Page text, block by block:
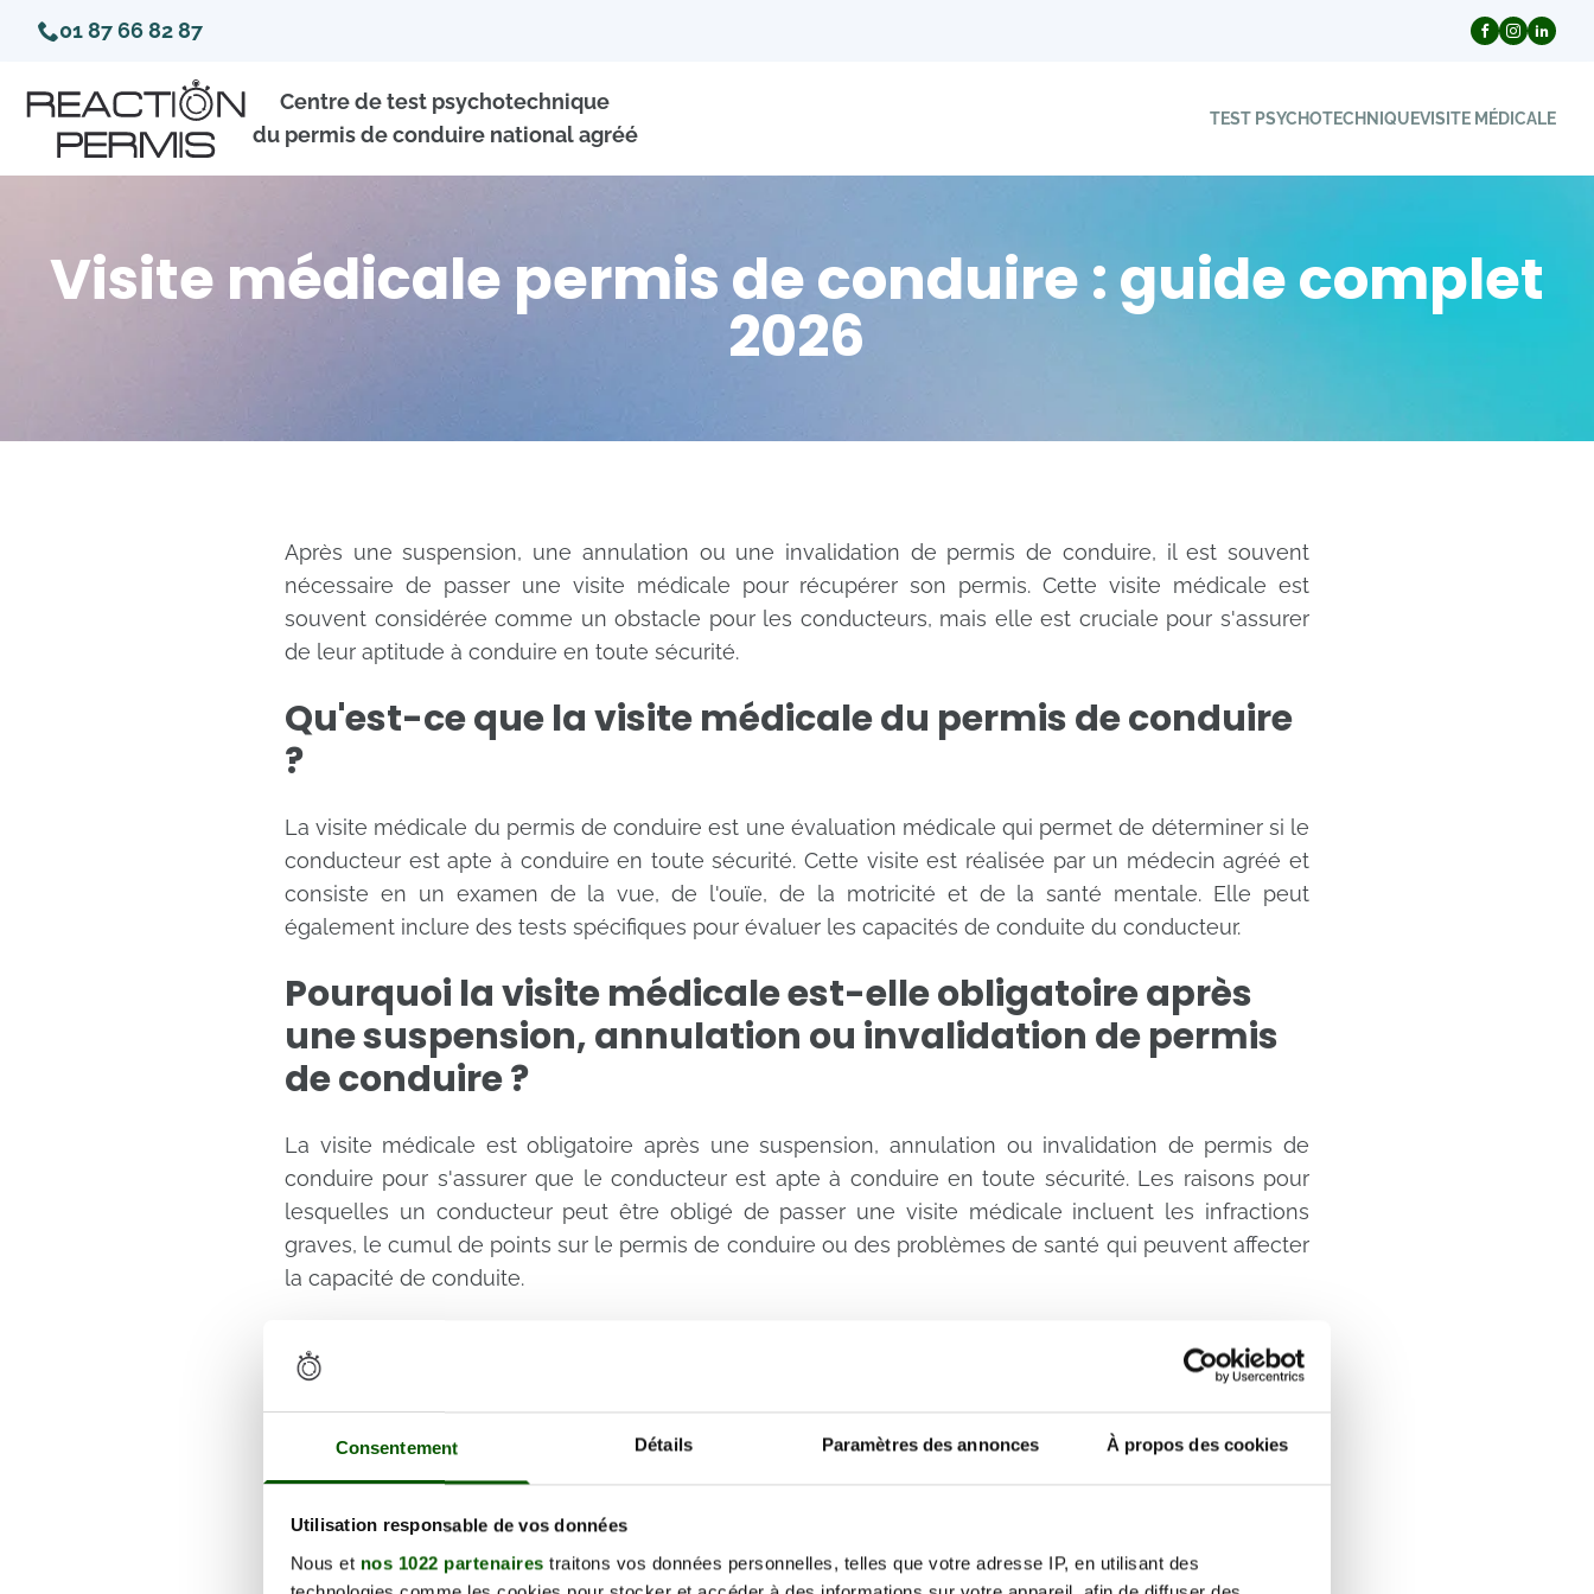
Consentement Détails Paramètres des annonces À propos des cookies
Utilisation responsable de vos données
Nous et nos 1022 partenaires traitons vos données personnelles, telles que votre adresse IP, en utilisant des
01 87 66 82 87
Centre de test psychotechnique
du permis de conduire national agréé
TEST PSYCHOTECHNIQUEVISITE MÉDICALE
Visite médicale permis de conduire : guide complet
2026
Après une suspension, une annulation ou une invalidation de permis de conduire, il est souvent
nécessaire de passer une visite médicale pour récupérer son permis. Cette visite médicale est
souvent considérée comme un obstacle pour les conducteurs, mais elle est cruciale pour s'assurer
de leur aptitude à conduire en toute sécurité.
Qu'est-ce que la visite médicale du permis de conduire
?
La visite médicale du permis de conduire est une évaluation médicale qui permet de déterminer si le
conducteur est apte à conduire en toute sécurité. Cette visite est réalisée par un médecin agréé et
consiste en un examen de la vue, de l'ouïe, de la motricité et de la santé mentale. Elle peut
également inclure des tests spécifiques pour évaluer les capacités de conduite du conducteur.
Pourquoi la visite médicale est-elle obligatoire après
une suspension, annulation ou invalidation de permis
de conduire ?
La visite médicale est obligatoire après une suspension, annulation ou invalidation de permis de
conduire pour s'assurer que le conducteur est apte à conduire en toute sécurité. Les raisons pour
lesquelles un conducteur peut être obligé de passer une visite médicale incluent les infractions
graves, le cumul de points sur le permis de conduire ou des problèmes de santé qui peuvent affecter
la capacité de conduite.
Comment se déroule la visite médicale du permis de
conduire ?
La visite médicale du permis de conduire est réalisée par un médecin agréé et se déroule
généralement dans un centre médical agréé. Le médecin effectue un examen complet de la santé
du conducteur, y compris des tests spécifiques pour évaluer les capacités de conduite. Les tests
effectués peuvent inclure un test de vision, un test de l'ouïe, un test de la motricité et un test de la
santé mentale.